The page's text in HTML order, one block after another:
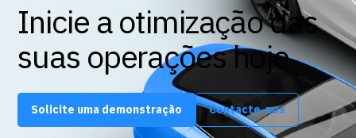
Inicie a otimização das
suas operações hoje
Solicite uma demonstração Contacte-nos